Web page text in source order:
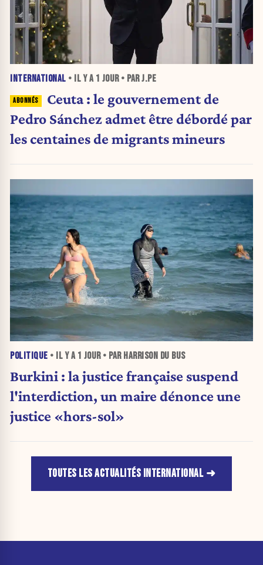
INTERNATIONAL • IL Y A 1 JOUR• PAR J.PE
Ceuta : le gouvernement de
Pedro Sánchez admet être débordé par
les centaines de migrants mineurs
POLITIQUE • IL Y A 1 JOUR• PAR HARRISON DU BUS
Burkini : la justice française suspend
l'interdiction, un maire dénonce une
justice «hors-sol»
TOUTES LES ACTUALITÉS INTERNATIONAL